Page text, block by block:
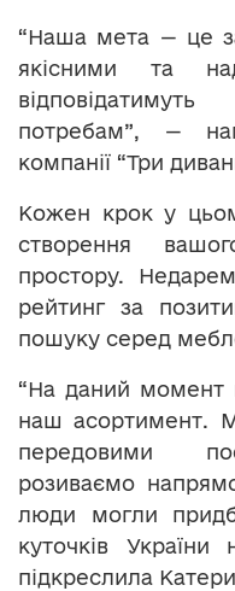
“Наша мета — це
якісними та
потребам”, —
компанії “Три
Кожен крок у
створення
простору.
рейтинг за
пошуку серед
“На даний момент
наш асортимент.
передовими
розиваємо
люди могли
куточків
підкреслила